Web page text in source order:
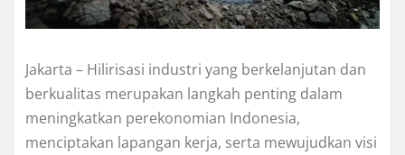
Jakarta – Hilirisasi industri yang berkelanjutan dan
berkualitas merupakan langkah penting dalam
meningkatkan perekonomian Indonesia,
menciptakan lapangan kerja, serta mewujudkan visi